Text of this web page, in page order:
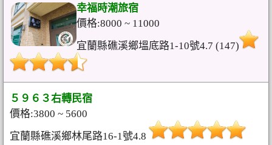
幸福時潮旅宿
價格:8000 ~ 11000
宜蘭縣礁溪鄉塭底路1-10號4.7 (147)
５９６３右轉民宿
價格:3800 ~ 5600
宜蘭縣礁溪鄉林尾路16-1號4.8